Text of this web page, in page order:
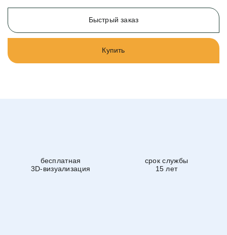
Быстрый заказ
Купить
бесплатная
3D-визуализация
срок службы
15 лет